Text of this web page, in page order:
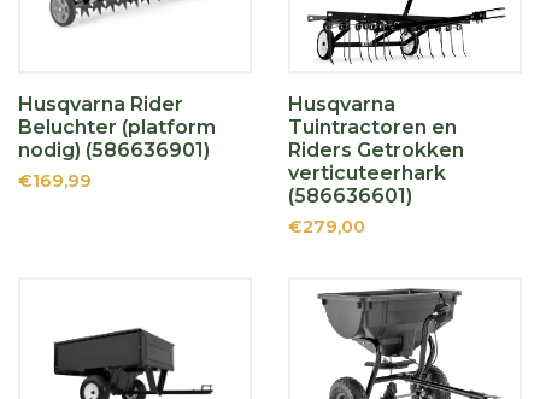
Husqvarna Rider
Beluchter (platform
nodig) (586636901)
€169,99
Husqvarna
Tuintractoren en
Riders Getrokken
verticuteerhark
(586636601)
€279,00